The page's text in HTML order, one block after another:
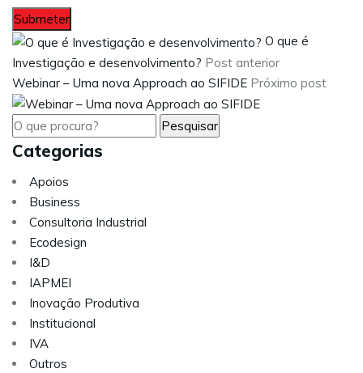
O que é
Investigação e desenvolvimento? Post anterior
Webinar – Uma nova Approach ao SIFIDE Próximo post
Categorias
Apoios
Business
Consultoria Industrial
Ecodesign
I&D
IAPMEI
Inovação Produtiva
Institucional
IVA
Outros